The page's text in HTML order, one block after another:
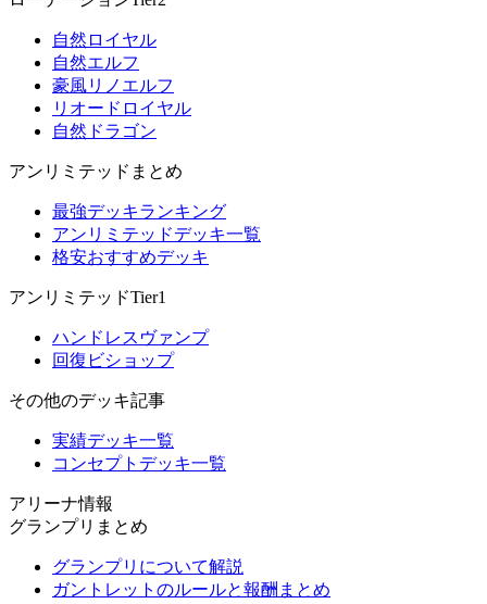
自然ロイヤル
自然エルフ
豪風リノエルフ
リオードロイヤル
自然ドラゴン
アンリミテッドまとめ
最強デッキランキング
アンリミテッドデッキ一覧
格安おすすめデッキ
アンリミテッドTier1
ハンドレスヴァンプ
回復ビショップ
その他のデッキ記事
実績デッキ一覧
コンセプトデッキ一覧
アリーナ情報
グランプリまとめ
グランプリについて解説
ガントレットのルールと報酬まとめ